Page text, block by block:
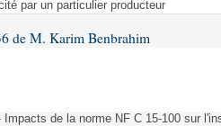
par un particulier producteur
de M. Karim Benbrahim
Impacts de la norme NF C 15-100 sur